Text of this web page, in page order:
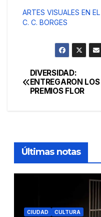
ARTES VISUALES EN EL
C. C. BORGES
de
DIVERSIDAD:
ENTREGARON LOS
PREMIOS FLOR
Últimas notas
CIUDAD CULTURA